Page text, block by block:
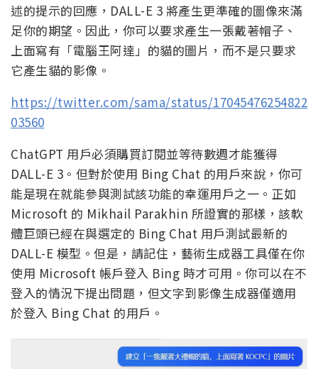
述的提示的回應，DALL-E 3 將產生更準確的圖像來滿
足你的期望。因此，你可以要求產生一張戴著帽子、
上面寫有「電腦王阿達」的貓的圖片，而不是只要求
它產生貓的影像。
https://twitter.com/sama/status/17045476254822
03560
ChatGPT 用戶必須購買訂閱並等待數週才能獲得
DALL-E 3。但對於使用 Bing Chat 的用戶來說，你可
能是現在就能參與測試該功能的幸運用戶之一。正如
Microsoft 的 Mikhail Parakhin 所證實的那樣，該軟
體巨頭已經在與選定的 Bing Chat 用戶測試最新的
DALL-E 模型。但是，請記住，藝術生成器工具僅在你
使用 Microsoft 帳戶登入 Bing 時才可用。你可以在不
登入的情況下提出問題，但文字到影像生成器僅適用
於登入 Bing Chat 的用戶。